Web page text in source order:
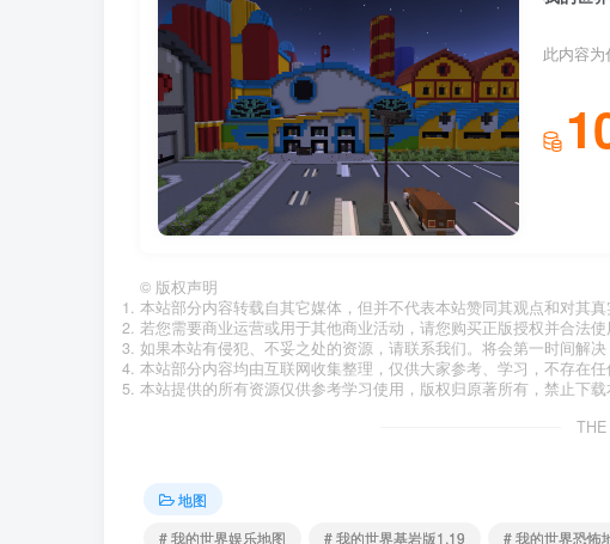
此内容
© 版权声明
本站部分内容转载自其它媒体，但并不代表本站赞同其观点和对其真
若您需要商业运营或用于其他商业活动，请您购买正版授权并合法使
如果本站有侵犯、不妥之处的资源，请联系我们。将会第一时间解决
本站部分内容均由互联网收集整理，仅供大家参考、学习，不存在任
本站提供的所有资源仅供参考学习使用，版权归原著所有，禁止下
地图
# 我的世界娱乐地图
# 我的世界基岩版1.19 # 我的世界恐怖